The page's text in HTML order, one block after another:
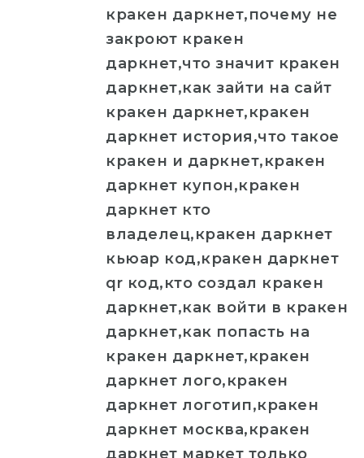
кракен даркнет,почему не
закроют кракен
даркнет,что значит кракен
даркнет,как зайти на сайт
кракен даркнет,кракен
даркнет история,что такое
кракен и даркнет,кракен
даркнет купон,кракен
даркнет кто
владелец,кракен даркнет
кьюар код,кракен даркнет
qr код,кто создал кракен
даркнет,как войти в кракен
даркнет,как попасть на
кракен даркнет,кракен
даркнет лого,кракен
даркнет логотип,кракен
даркнет москва,кракен
даркнет маркет только